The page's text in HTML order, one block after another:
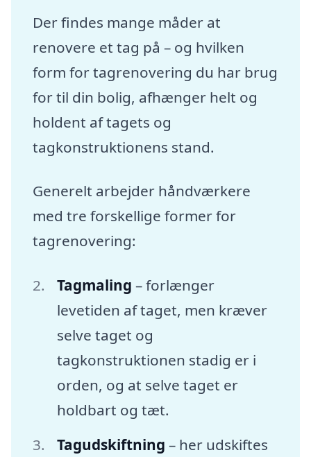
Der findes mange måder at
renovere et tag på – og hvilken
form for tagrenovering du har brug
for til din bolig, afhænger helt og
holdent af tagets og
tagkonstruktionens stand.
Generelt arbejder håndværkere
med tre forskellige former for
tagrenovering:
Tagmaling – forlænger
levetiden af taget, men kræver
selve taget og
tagkonstruktionen stadig er i
orden, og at selve taget er
holdbart og tæt.
Tagudskiftning – her udskiftes